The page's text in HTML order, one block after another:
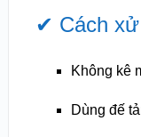
✔ Cách
Không kê
Dùng đế